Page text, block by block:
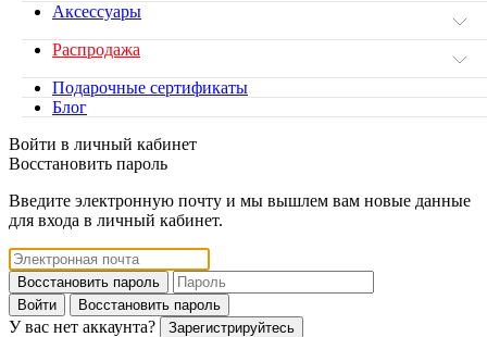
Аксессуары
Распродажа
Подарочные сертификаты
Блог
Войти в личный кабинет
Восстановить пароль
Введите электронную почту и мы вышлем вам новые данные
для входа в личный кабинет.
Восстановить пароль
Войти
Восстановить пароль
У вас нет аккаунта?
Зарегистрируйтесь